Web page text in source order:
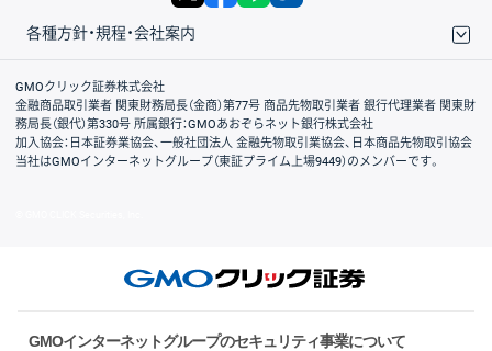
各種方針・規程・会社案内
取引規程・約款
サイトマップ
その他のご案内
個人情報保護方針
最良執行方針
サイトのご利用について
ディスクレイマー
信託保全
リスク説明
会社案内
GMOクリック証券株式会社
金融商品取引業者 関東財務局長（金商）第77号 商品先物取引業者 銀行代理業者 関東財
務局長（銀代）第330号 所属銀行：GMOあおぞらネット銀行株式会社
加入協会：日本証券業協会、一般社団法人 金融先物取引業協会、日本商品先物取引協会
当社はGMOインターネットグループ（東証プライム上場9449）のメンバーです。
GMOインターネットグループのセキュリティ事業について